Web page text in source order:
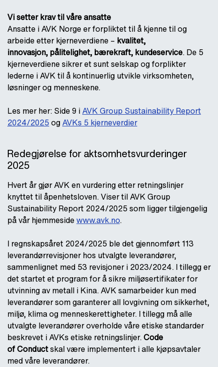
Vi setter krav til våre ansatte
Ansatte i AVK Norge er forpliktet til å kjenne til og
arbeide etter kjerneverdiene – kvalitet,
innovasjon, pålitelighet, bærekraft, kundeservice. De 5
kjerneverdiene sikrer et sunt selskap og forplikter
lederne i AVK til å kontinuerlig utvikle virksomheten,
løsninger og menneskene.
Les mer her: Side 9 iAVK Group Sustainability Report
2024/2025 ogAVKs 5 kjerneverdier
Redegjørelse for aktsomhetsvurderinger
2025
Hvert år gjør AVK en vurdering etter retningslinjer
knyttet til åpenhetsloven. Viser til AVK Group
Sustainability Report 2024/2025 som ligger tilgjengelig
på vår hjemmesidewww.avk.no.
I regnskapsåret 2024/2025 ble det gjennomført 113
leverandørrevisjoner hos utvalgte leverandører,
sammenlignet med 53 revisjoner i 2023/2024. I tillegg er
det startet et program for å sikre miljøsertifikater for
utvinning av metall i Kina. AVK samarbeider kun med
leverandører som garanterer all lovgivning om sikkerhet,
miljø, klima og menneskerettigheter. I tillegg må alle
utvalgte leverandører overholde våre etiske standarder
beskrevet i AVKs etiske retningslinjer.Code
ofConductskal være implementert i alle kjøpsavtaler
med våre leverandører.